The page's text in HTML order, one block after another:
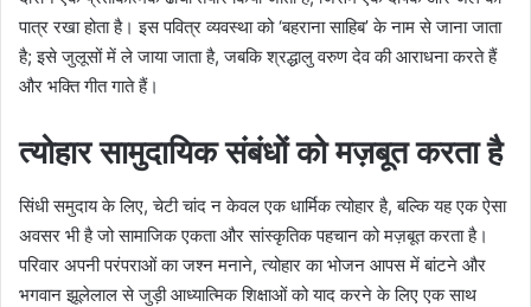
पात्र रखा होता है। इस पवित्र व्यवस्था को ‘बहराना साहिब’ के नाम से जाना जाता
है; इसे जुलूसों में ले जाया जाता है, जबकि श्रद्धालु वरुण देव की आराधना करते हैं
और भक्ति गीत गाते हैं।
त्योहार सामुदायिक संबंधों को मज़बूत करता है
सिंधी समुदाय के लिए, चेटी चांद न केवल एक धार्मिक त्योहार है, बल्कि यह एक ऐसा
अवसर भी है जो सामाजिक एकता और सांस्कृतिक पहचान को मज़बूत करता है।
परिवार अपनी परंपराओं का जश्न मनाने, त्योहार का भोजन आपस में बांटने और
भगवान झूलेलाल से जुड़ी आध्यात्मिक शिक्षाओं को याद करने के लिए एक साथ